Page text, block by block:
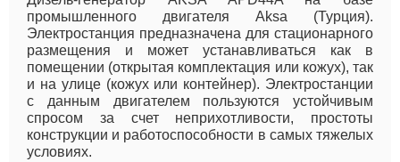
промышленного двигателя Aksa (Турция).
Электростанция предназначена для стационарного
размещения и может устанавливаться как в
помещении (открытая комплектация или кожух), так
и на улице (кожух или контейнер). Электростанции
с данным двигателем пользуются устойчивым
спросом за счет неприхотливости, простоты
конструкции и работоспособности в самых тяжелых
условиях.